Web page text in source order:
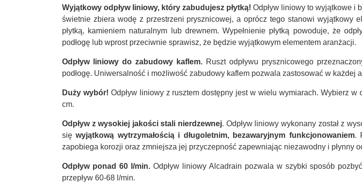
Wyjątkowy odpływ liniowy, który zabudujesz płytką! Odpływ liniowy to wyjątkowe i
świetnie zbiera wodę z przestrzeni prysznicowej, a oprócz tego stanowi wyjątkowy
płytką, kamieniem naturalnym lub drewnem. Wypełnienie płytką powoduje, że
podłogę lub wprost przeciwnie sprawisz, że będzie wyjątkowym elementem aranżacji.
Odpływ liniowy do zabudowy kaflem. Ruszt odpływu prysznicowego
podłogę. Uniwersalność i możliwość zabudowy kaflem pozwala zastosować w każdej
Duży wybór! Odpływ liniowy z rusztem dostępny jest w wielu wymiarach. Wybierz
cm.
Odpływ z wysokiej jakości stali nierdzewnej. Odpływ liniowy wykonany został z
sięwyjątkową wytrzymałością i długoletnim, bezawaryjnym funkcjonowaniem.
zapobiega korozji oraz zmniejsza jej przyczepność zapewniając niezawodny i płynny
Odpływ ponad 60 l/min. Odpływ liniowy Alcadrain pozwala w szybki sposób
przepływ 60-68 l/min.